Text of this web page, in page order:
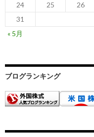
24
25 26
31
« 5月
ブログランキング